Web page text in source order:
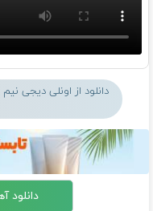
دانلود از اونلی دیجی
دانلود